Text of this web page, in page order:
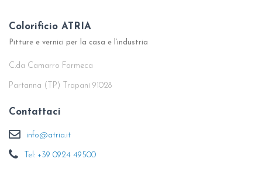
Colorificio ATRIA
Pitture e vernici per la casa e l’industria
C.da Camarro Formeca
Partanna (TP) Trapani 91028
Contattaci
info@atria.it
Tel: +39 0924 49500